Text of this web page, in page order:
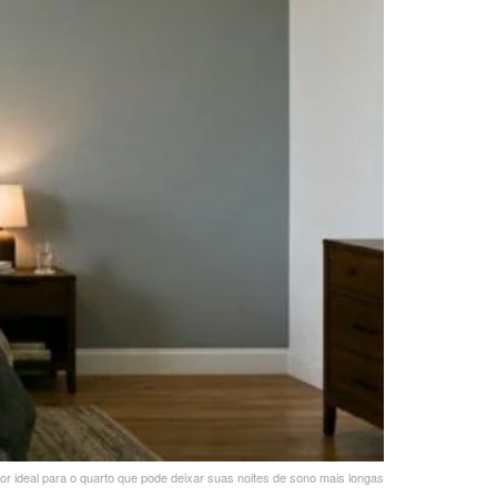
ideal para o quarto que pode deixar suas noites de sono mais longas